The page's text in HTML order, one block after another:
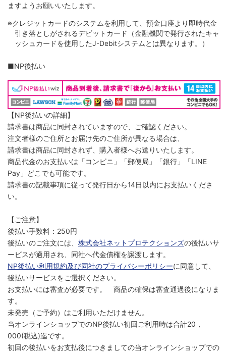
ますようお願いいたします。
※クレジットカードのシステムを利用して、預金口座より即時代金
引き落としがされるデビットカード（金融機関で発行されたキャ
ッシュカードを使用したJ-Debitシステムとは異なります。）
■NP後払い
【NP後払いの詳細】
請求書は商品に同封されていますので、ご確認ください。
注文者様のご住所とお届け先のご住所が異なる場合は、
請求書は商品に同封されず、購入者様へお送りいたします。
商品代金のお支払いは「コンビニ」「郵便局」「銀行」「LINE
Pay」どこでも可能です。
請求書の記載事項に従って発行日から14日以内にお支払いくださ
い。
【ご注意】
後払い手数料：250円
後払いのご注文には、 株式会社ネットプロテクションズの後払いサ
ービスが適用され、同社へ代金債権を譲渡します。
NP後払い利用規約及び同社のプライバシーポリシーに同意して、
後払いサービスをご選択ください。
お支払いには審査が必要です。 商品の確保は審査通過後になりま
す。
未発売（ご予約）はご利用いただけません。
当オンラインショップでのNP後払い初回ご利用時は合計20，
000(税込)迄です。
初回の後払いをお支払後につきましての当オンラインショップでの